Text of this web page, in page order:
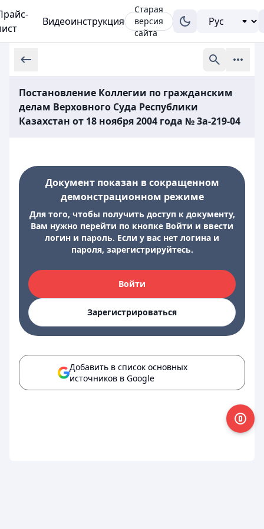
Видеоинструкция
Старая
версия
сайта
Постановление Коллегии по гражданским
делам Верховного Суда Республики
Казахстан от 18 ноября 2004 года № 3а-219-04
Документ показан в сокращенном
демонстрационном режиме
Для того, чтобы получить доступ к документу,
Вам нужно перейти по кнопке Войти и ввести
логин и пароль. Если у вас нет логина и
пароля, зарегистрируйтесь.
Войти
Зарегистрироваться
Добавить в список основных
источников в Google